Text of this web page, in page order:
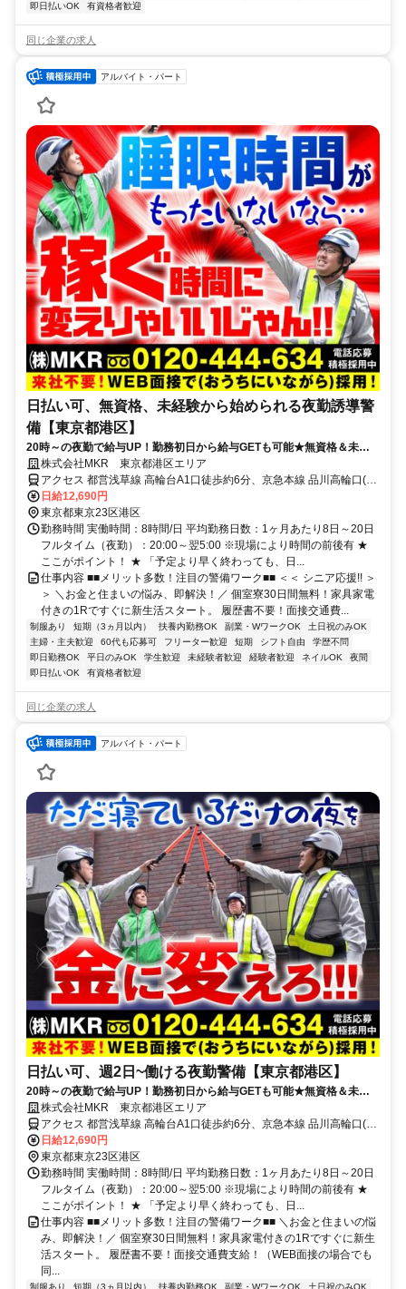
即日払いOK
有資格者歓迎
同じ企業の求人
アルバイト・パート
日払い可、無資格、未経験から始められる夜勤誘導警
備【東京都港区】
20時～の夜勤で給与UP！勤務初日から給与GETも可能★無資格＆未経
験＆ブランクOK！
株式会社MKR 東京都港区エリア
アクセス 都営浅草線 高輪台A1口徒歩約6分、京急本線 品川高輪口(京
急)徒歩約10分、京急本線 品川高輪口(京急)徒歩約10分 東京都港区エ
リア(御成門駅、表参道駅、神谷町駅、外苑前駅、汐留駅、品川駅、
芝浦ふ頭駅)
日給12,690円
東京都東京23区港区
勤務時間 実働時間：8時間/日 平均勤務日数：1ヶ月あたり8日～20日
フルタイム（夜勤）：20:00～翌5:00 ※現場により時間の前後有 ★
ここがポイント！ ★ 「予定より早く終わっても、日...
仕事内容 ■■メリット多数！注目の警備ワーク■■ ＜＜ シニア応援!! ＞
＞ ＼お金と住まいの悩み、即解決！／ 個室寮30日間無料！家具家電
付きの1Rですぐに新生活スタート。 履歴書不要！面接交通費...
制服あり 短期（3ヵ月以内） 扶養内勤務OK 副業・WワークOK
土日祝のみOK
主婦・主夫歓迎
60代も応募可 フリーター歓迎 短期 シフト自由
学歴不問
即日勤務OK
平日のみOK 学生歓迎 未経験者歓迎 経験者歓迎 ネイルOK
夜間
即日払いOK
有資格者歓迎
同じ企業の求人
アルバイト・パート
日払い可、週2日~働ける夜勤警備【東京都港区】
20時～の夜勤で給与UP！勤務初日から給与GETも可能★無資格＆未経
験＆ブランクOK！
株式会社MKR 東京都港区エリア
アクセス 都営浅草線 高輪台A1口徒歩約6分、京急本線 品川高輪口(京
急)徒歩約10分、京急本線 品川高輪口(京急)徒歩約10分 東京都港区エ
リア(芝公園駅、白金高輪駅、白金台駅、新橋駅、泉岳寺駅、高輪ゲ
ートウェイ駅、高輪台駅)
日給12,690円
東京都東京23区港区
勤務時間 実働時間：8時間/日 平均勤務日数：1ヶ月あたり8日～20日
フルタイム（夜勤）：20:00～翌5:00 ※現場により時間の前後有 ★
ここがポイント！ ★ 「予定より早く終わっても、日...
仕事内容 ■■メリット多数！注目の警備ワーク■■ ＼お金と住まいの悩
み、即解決！／ 個室寮30日間無料！家具家電付きの1Rですぐに新生
活スタート。 履歴書不要！面接交通費支給！（WEB面接の場合でも
同...